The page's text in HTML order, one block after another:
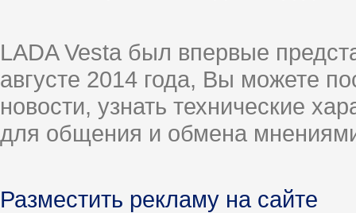
LADA Vesta был впервые
августе 2014 года, Вы можете
новости, узнать технические
для общения и обмена
Разместить рекламу на сайте